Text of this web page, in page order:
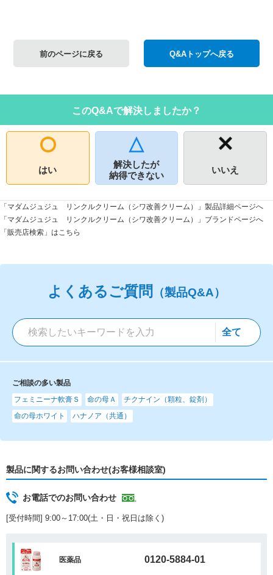
前のページに戻る Q&Aトップへ戻る
このQ&Aで解決しましたか？
はい
解決したが
納得できない
いいえ
「マダムジュジュ リンクルクリーム（シワ改善クリーム）」製品詳細ページへ
「マダムジュジュ リンクルクリーム（シワ改善クリーム）」ブランドページへ
「販売店検索」はこちら
よくあるご質問 （製品Q&A）
ご相談の多い製品
フェミニーナ軟膏Ｓ
命の母Ａ
チクナイン（顆粒、錠剤）
命の母ホワイト
ハナノア（共通）
製品に関するお問い合わせ(お客様相談室)
お電話でのお問い合わせ
[受付時間] 9:00～17:00(土・日・祝日は除く)
医薬品 0120-5884-01